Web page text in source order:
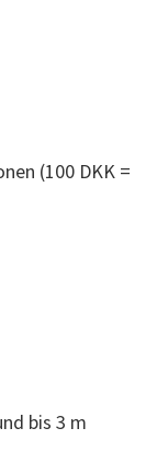
(100 DKK =
bis 3 m